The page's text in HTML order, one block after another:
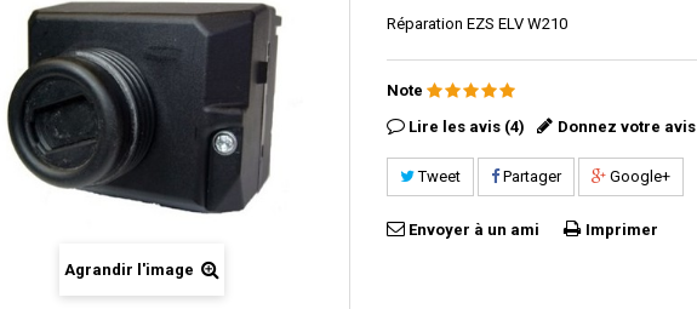
Agrandir l'image
Réparation EZS ELV W210
Note
Lire les avis (4)
Donnez votre avis
Tweet Partager Google+
Envoyer à un ami Imprimer